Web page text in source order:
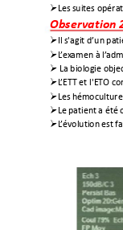
 Les suites opérat
Observation
 Il s'agit d’un
 L’examen à l’
 La biologie
 L’ETT et l'ETO
 Les hémocultu
 Le patient a été
 L’évolution est fa